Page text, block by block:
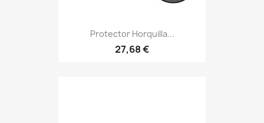
Protector Horquilla...
27,68 €